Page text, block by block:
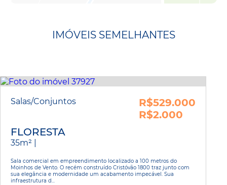
IMÓVEIS SEMELHANTES
Salas/Conjuntos
R$529.000
R$2.000
FLORESTA
35m² |
Sala comercial em empreendimento localizado a 100 metros do
Moinhos de Vento. O recém construído Cristóvão 1800 traz junto com
sua elegância e modernidade um acabamento impecável. Sua
infraestrutura d...